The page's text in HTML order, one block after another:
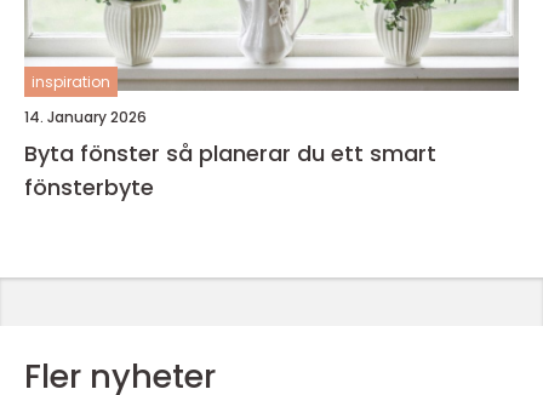
inspiration
14. January 2026
Byta fönster så planerar du ett smart
fönsterbyte
Fler nyheter